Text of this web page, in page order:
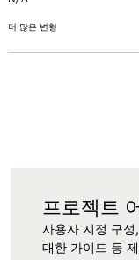
더 많은 변형
프로젝트
사용자 지정 구
대한 가이드 등